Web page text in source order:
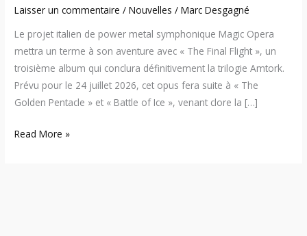
Laisser un commentaire /Nouvelles /Marc Desgagné
Le projet italien de power metal symphonique Magic Opera
mettra un terme à son aventure avec « The Final Flight », un
troisième album qui conclura définitivement la trilogie Amtork.
Prévu pour le 24 juillet 2026, cet opus fera suite à « The
Golden Pentacle » et « Battle of Ice », venant clore la […]
Read More »